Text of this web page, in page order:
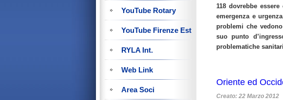
YouTube Rotary
YouTube Firenze Est
RYLA Int.
Web Link
Area Soci
118 dovrebbe
emergenza e
problemi che
suo punto
problematiche
Oriente ed
Creato: 22 Marzo 2012